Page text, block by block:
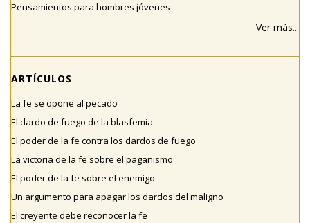
Pensamientos para hombres jóvenes
Ver más...
ARTÍCULOS
La fe se opone al pecado
El dardo de fuego de la blasfemia
El poder de la fe contra los dardos de fuego
La victoria de la fe sobre el paganismo
El poder de la fe sobre el enemigo
Un argumento para apagar los dardos del maligno
El creyente debe reconocer la fe